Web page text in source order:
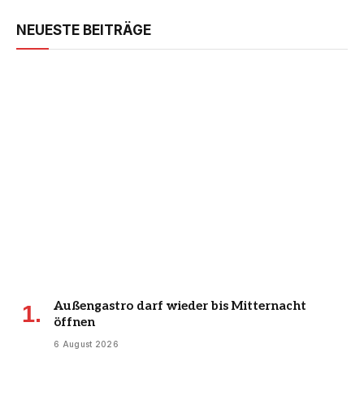
NEUESTE BEITRÄGE
Außengastro darf wieder bis Mitternacht
öffnen
6 August 2026